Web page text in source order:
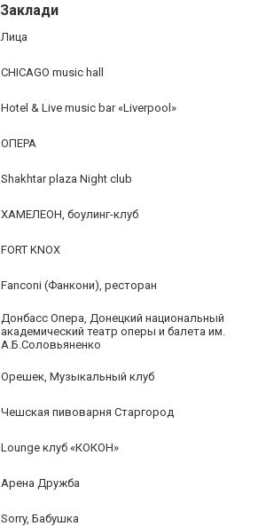
Заклади
Лица
CHICAGO music hall
Hotel & Live music bar «Liverpool»
ОПЕРА
Shakhtar plaza Night club
ХАМЕЛЕОН, боулинг-клуб
FORT KNOX
Fanconi (Фанкони), ресторан
Донбасс Опера, Донецкий национальный
академический театр оперы и балета им.
А.Б.Соловьяненко
Орешек, Музыкальный клуб
Чешская пивоварня Старгород
Lounge клуб «КОКОН»
Арена Дружба
Sorry, Бабушка